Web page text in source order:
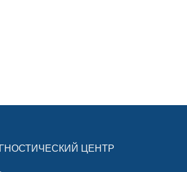
ЦЕНТР